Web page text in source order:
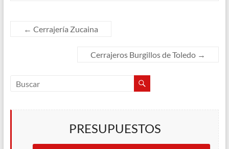
← Cerrajería Zucaina
Cerrajeros Burgillos de Toledo →
PRESUPUESTOS